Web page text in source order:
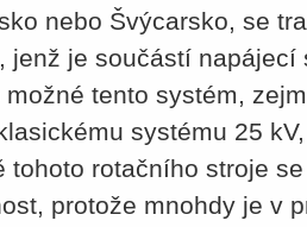
nebo Švýcarsko, se
jenž je součástí napájecí
možné tento systém,
systému 25
tohoto rotačního stroje
protože mnohdy je v